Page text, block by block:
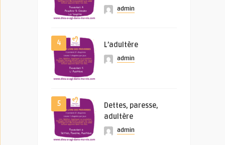
admin
4 L’adultère
admin
5
Dettes, paresse,
adultère
admin